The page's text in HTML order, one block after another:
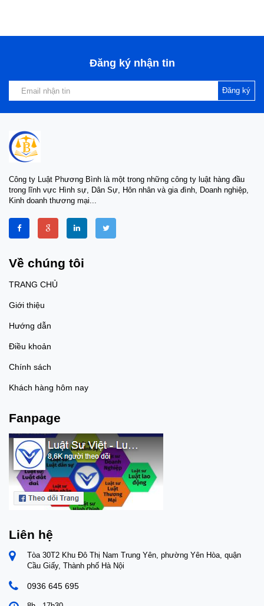
Đăng ký nhận tin
Đăng ký
Công ty Luật Phương Bình là một trong những công ty luật hàng đầu
trong lĩnh vực Hình sự, Dân Sự, Hôn nhân và gia đình, Doanh nghiệp,
Kinh doanh thương mại...
Về chúng tôi
TRANG CHỦ
Giới thiệu
Hướng dẫn
Điều khoản
Chính sách
Khách hàng hôm nay
Fanpage
Liên hệ
Tòa 30T2 Khu Đô Thị Nam Trung Yên, phường Yên Hòa, quận
Cầu Giấy, Thành phố Hà Nội
0936 645 695